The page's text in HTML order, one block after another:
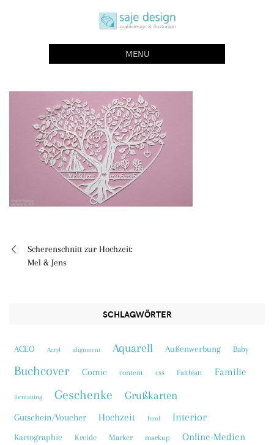
saje design bonn
grafikdesign | buchgestaltung | illustration
MENU
Beitragsnavigation
Scherenschnitt zur Hochzeit:
Mel & Jens
SCHLAGWÖRTER
ACEO Acryl alignment Aquarell Außenwerbung Baby
Buchcover Comic content css Faltblatt Familie
formatting Geschenke Grußkarten
Gutschein/Voucher Hochzeit html Interior
Kartographie Kreide Marker markup Online-Medien